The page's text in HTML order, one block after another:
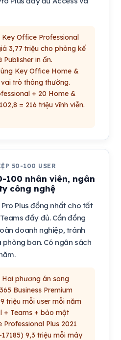
Key Office Professional
3,77 triệu cho phòng kế
in ấn.
Key Office Home &
trò thông thường.
+ 20 Home &
= 216 triệu vĩnh viễn.
50-100 USER
100 nhân viên, ngân
công nghệ
Plus đồng nhất cho tất
đầy đủ. Cần đồng
doanh nghiệp, tránh
ban. Có ngân sách
Hai phương án song
Business Premium
triệu mỗi user mỗi năm
+ Teams + bảo mật
Plus 2021
9,3 triệu mỗi máy